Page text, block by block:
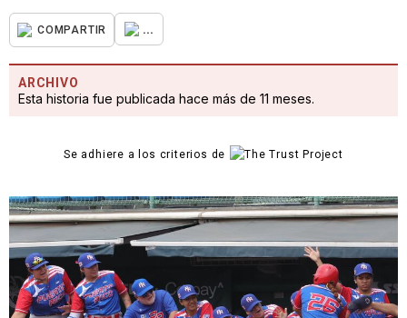
COMPARTIR ...
ARCHIVO
Esta historia fue publicada hace más de 11 meses.
Se adhiere a los criterios de